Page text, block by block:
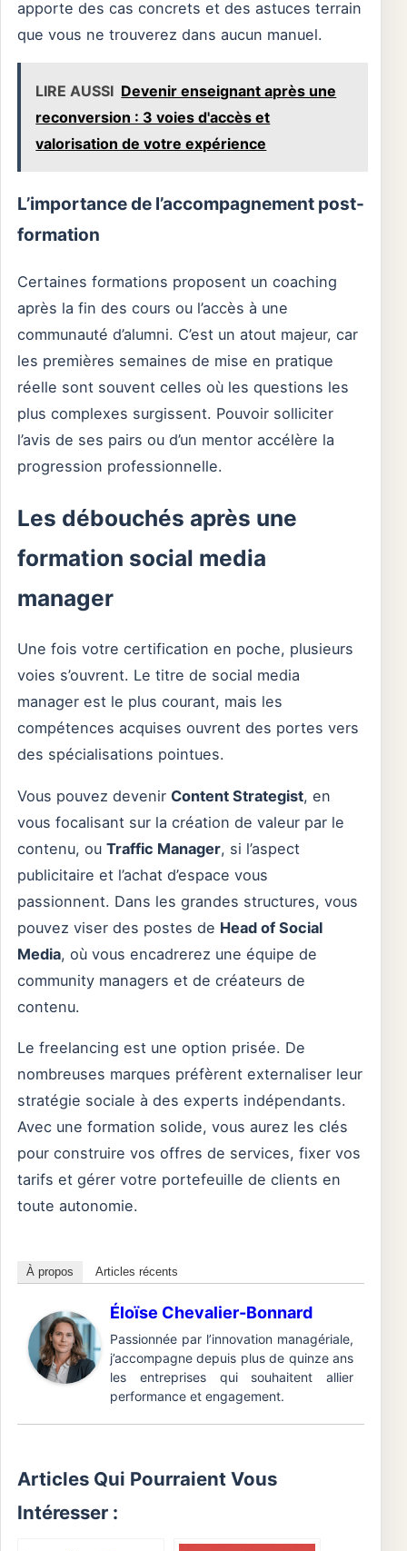
apporte des cas concrets et des astuces terrain
que vous ne trouverez dans aucun manuel.
LIRE AUSSI Devenir enseignant après une
reconversion : 3 voies d'accès et
valorisation de votre expérience
L’importance de l’accompagnement post-
formation
Certaines formations proposent un coaching
après la fin des cours ou l’accès à une
communauté d’alumni. C’est un atout majeur, car
les premières semaines de mise en pratique
réelle sont souvent celles où les questions les
plus complexes surgissent. Pouvoir solliciter
l’avis de ses pairs ou d’un mentor accélère la
progression professionnelle.
Les débouchés après une
formation social media
manager
Une fois votre certification en poche, plusieurs
voies s’ouvrent. Le titre de social media
manager est le plus courant, mais les
compétences acquises ouvrent des portes vers
des spécialisations pointues.
Vous pouvez devenir Content Strategist, en
vous focalisant sur la création de valeur par le
contenu, ou Traffic Manager, si l’aspect
publicitaire et l’achat d’espace vous
passionnent. Dans les grandes structures, vous
pouvez viser des postes de Head of Social
Media, où vous encadrerez une équipe de
community managers et de créateurs de
contenu.
Le freelancing est une option prisée. De
nombreuses marques préfèrent externaliser leur
stratégie sociale à des experts indépendants.
Avec une formation solide, vous aurez les clés
pour construire vos offres de services, fixer vos
tarifs et gérer votre portefeuille de clients en
toute autonomie.
À propos Articles récents
Éloïse Chevalier-Bonnard
Passionnée par l’innovation managériale,
j’accompagne depuis plus de quinze ans
les entreprises qui souhaitent allier
performance et engagement.
Articles Qui Pourraient Vous
Intéresser :